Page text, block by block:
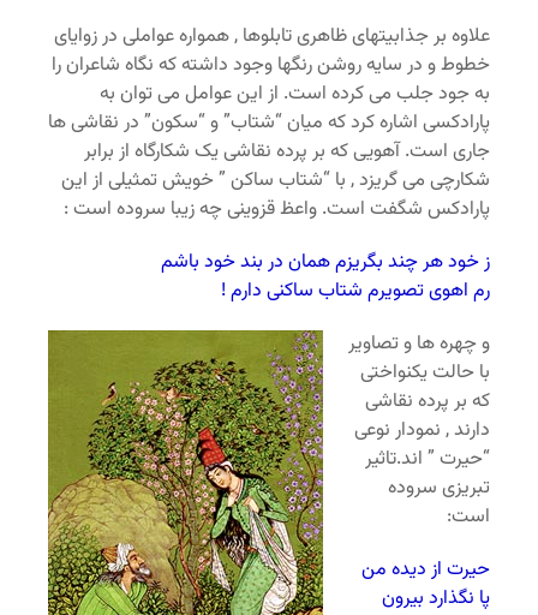
علاوه بر جذابیتهای ظاهری تابلوها , همواره عواملی در زوایای
خطوط و در سایه روشن رنگها وجود داشته که نگاه شاعران را
به جود جلب می کرده است. از این عوامل می توان به
پارادکسی اشاره کرد که میان “شتاب” و “سکون” در نقاشی ها
جاری است. آهویی که بر پرده نقاشی یک شکارگاه از برابر
شکارچی می گریزد , با “شتاب ساکن ” خویش تمثیلی از این
پارادکس شگفت است. واعظ قزوینی چه زیبا سروده است :
ز خود هر چند بگریزم همان در بند خود باشم
رم اهوی تصویرم شتاب ساکنی دارم !
و چهره ها و تصاویر
با حالت یکنواختی
که بر پرده نقاشی
دارند , نمودار نوعی
“حیرت ” اند.تاثیر
تبریزی سروده
است:
حیرت از دیده من
پا نگذارد بیرون